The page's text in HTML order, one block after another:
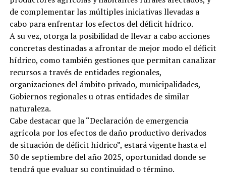
de complementar las múltiples iniciativas llevadas a
cabo para enfrentar los efectos del déficit hídrico.
A su vez, otorga la posibilidad de llevar a cabo acciones
concretas destinadas a afrontar de mejor modo el déficit
hídrico, como también gestiones que permitan canalizar
recursos a través de entidades regionales,
organizaciones del ámbito privado, municipalidades,
Gobiernos regionales u otras entidades de similar
naturaleza.
Cabe destacar que la “Declaración de emergencia
agrícola por los efectos de daño productivo derivados
de situación de déficit hídrico”, estará vigente hasta el
30 de septiembre del año 2025, oportunidad donde se
tendrá que evaluar su continuidad o término.